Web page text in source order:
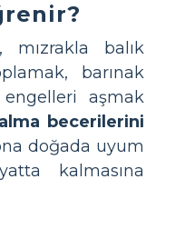
balık
barınak
aşmak
becerilerini
doğada uyum
kalmasına